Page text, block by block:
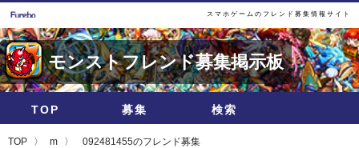
スマホゲームのフレンド募集情報サイト
モンストフレンド募集掲示板
TOP 募集 検索
TOP m 092481455のフレンド募集